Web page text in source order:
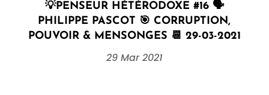
💡PENSEUR HÉTÉRODOXE #16 🗣
PHILIPPE PASCOT 🎯 CORRUPTION,
POUVOIR & MENSONGES 📆 29-03-2021
29 Mar 2021